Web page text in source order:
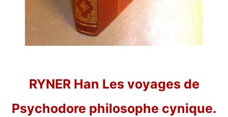
RYNER Han Les voyages de
Psychodore philosophe cynique.